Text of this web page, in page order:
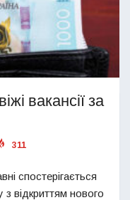
вакансії за
311
спостерігається
з відкриттям нового